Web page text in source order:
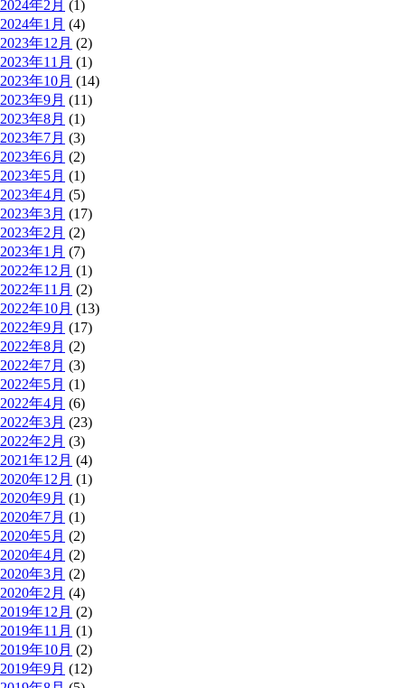
2024年2月 (1)
2024年1月 (4)
2023年12月 (2)
2023年11月 (1)
2023年10月 (14)
2023年9月 (11)
2023年8月 (1)
2023年7月 (3)
2023年6月 (2)
2023年5月 (1)
2023年4月 (5)
2023年3月 (17)
2023年2月 (2)
2023年1月 (7)
2022年12月 (1)
2022年11月 (2)
2022年10月 (13)
2022年9月 (17)
2022年8月 (2)
2022年7月 (3)
2022年5月 (1)
2022年4月 (6)
2022年3月 (23)
2022年2月 (3)
2021年12月 (4)
2020年12月 (1)
2020年9月 (1)
2020年7月 (1)
2020年5月 (2)
2020年4月 (2)
2020年3月 (2)
2020年2月 (4)
2019年12月 (2)
2019年11月 (1)
2019年10月 (2)
2019年9月 (12)